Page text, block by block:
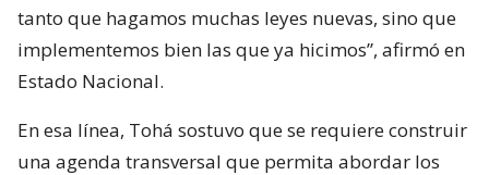
tanto que hagamos muchas leyes nuevas, sino que
implementemos bien las que ya hicimos”, afirmó en
Estado Nacional.
En esa línea, Tohá sostuvo que se requiere construir
una agenda transversal que permita abordar los